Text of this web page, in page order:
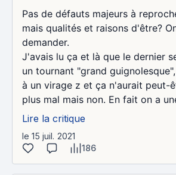
Pas de défauts majeurs à
mais qualités et raisons d'être?
demander.
J'avais lu ça et là que le dernier
un tournant "grand
à un virage z et ça n'aurait peut-
plus mal mais non. En fait on a
Lire la critique
le 15 juil. 2021
186